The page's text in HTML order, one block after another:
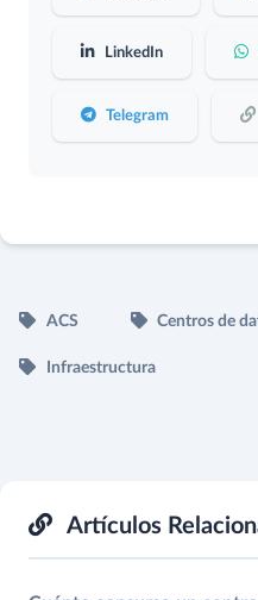
LinkedIn
Telegram
ACS Centros de
Infraestructura
Artículos